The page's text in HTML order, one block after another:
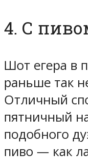
4. С
Шот егера в
раньше так
Отличный
пятничный
подобного
пиво — как